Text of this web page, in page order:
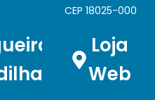
CEP 18025-000
Loja
Web